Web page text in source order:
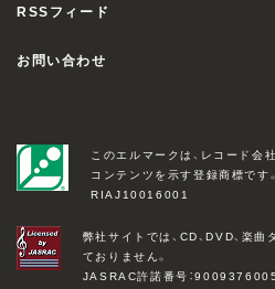
RSSフィード
お問い合わせ
このエルマークは、レコード会
コンテンツを示す登録商標です。
RIAJ10016001
弊社サイトでは、CD、DVD、楽
ておりません。
JASRAC許諾番号：